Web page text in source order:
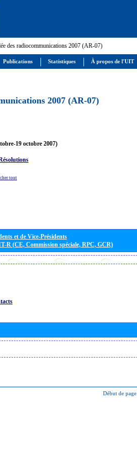
des radiocommunications 2007 (AR-07)
2007 (AR-07)
19 octobre 2007)
tout
et de Vice-Présidents
R (CE, Commission spéciale, RPC, GCR)
Début de page
Publications Statistiques À propos de l'UIT